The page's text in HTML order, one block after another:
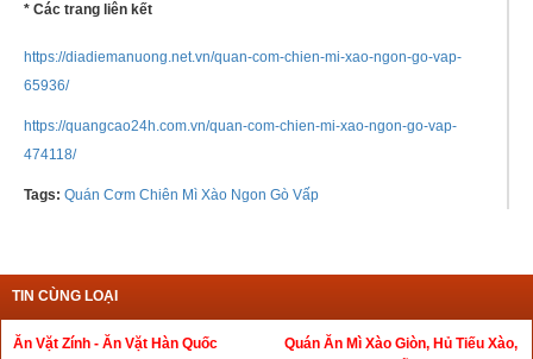
* Các trang liên kết
https://diadiemanuong.net.vn/quan-com-chien-mi-xao-ngon-go-vap-
65936/
https://quangcao24h.com.vn/quan-com-chien-mi-xao-ngon-go-vap-
474118/
Tags: Quán Cơm Chiên Mì Xào Ngon Gò Vấp
TIN CÙNG LOẠI
Ăn Vặt Zính - Ăn Vặt Hàn Quốc
Quán Ăn Mì Xào Giòn, Hủ Tiếu Xào,